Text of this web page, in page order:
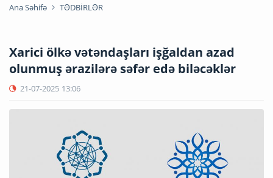
Ana Səhifə TƏDBİRLƏR
Xarici ölkə vətəndaşları işğaldan azad
olunmuş ərazilərə səfər edə biləcəklər
21-07-2025 13:06